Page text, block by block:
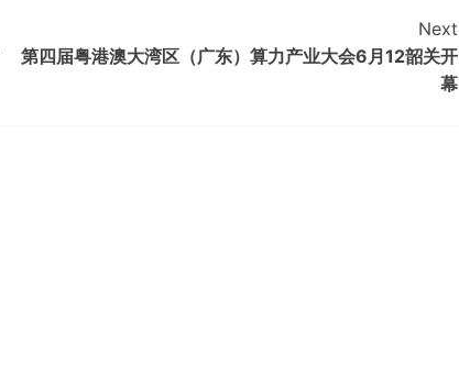
Next
第四届粤港澳大湾区（广东）算力产业大会6月12韶关开
幕